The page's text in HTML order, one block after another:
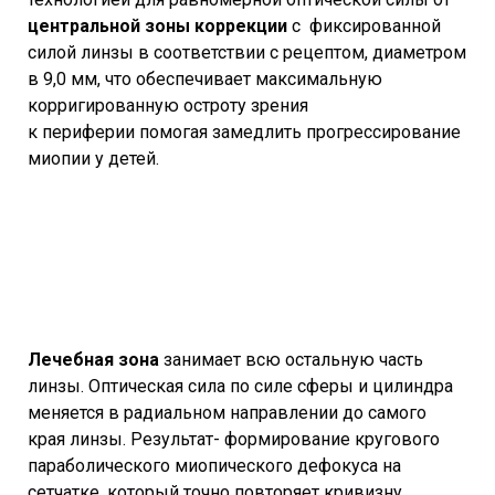
центральной зоны коррекции с фиксированной
силой линзы в соответствии с рецептом, диаметром
в 9,0 мм, что обеспечивает максимальную
корригированную остроту зрения
к периферии помогая замедлить прогрессирование
миопии у детей.
Лечебная зона занимает всю остальную часть
линзы. Оптическая сила по силе сферы и цилиндра
меняется в радиальном направлении до самого
края линзы. Результат- формирование кругового
параболического миопического дефокуса на